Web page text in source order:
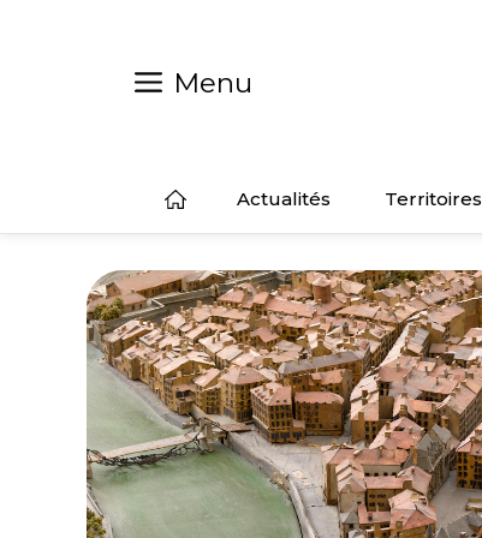
Menu
Actualités Territoires